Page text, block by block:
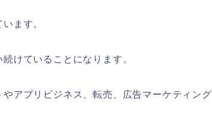
ます。
けていることになります。
アプリビジネス、転売、広告マーケティング